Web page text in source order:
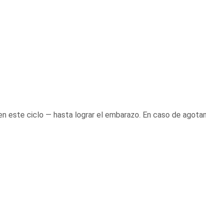
este ciclo — hasta lograr el embarazo. En caso de